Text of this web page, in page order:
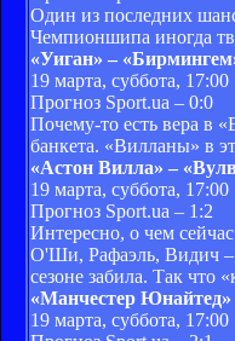
Один из последних
Чемпионшипа иногда
«Уиган» –
19 марта, суббота, 17:00
Прогноз Sport.ua – 0:0
Почему-то есть вера в
банкета. «Вилланы» в
«Астон Вилла» –
19 марта, суббота, 17:00
Прогноз Sport.ua – 1:2
Интересно, о чем
О'Ши, Рафаэль, Видич –
сезоне забила. Так что
«Манчестер Юнайтед»
19 марта, суббота, 17:00